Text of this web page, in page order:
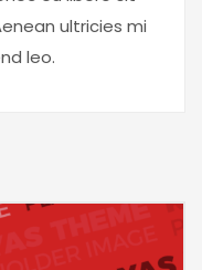
ultricies mi
leo.